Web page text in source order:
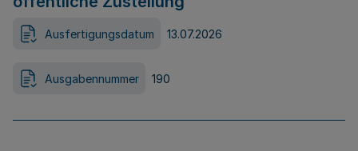
Ausfertigungsdatum 13.07.2026
Ausgabennummer 190